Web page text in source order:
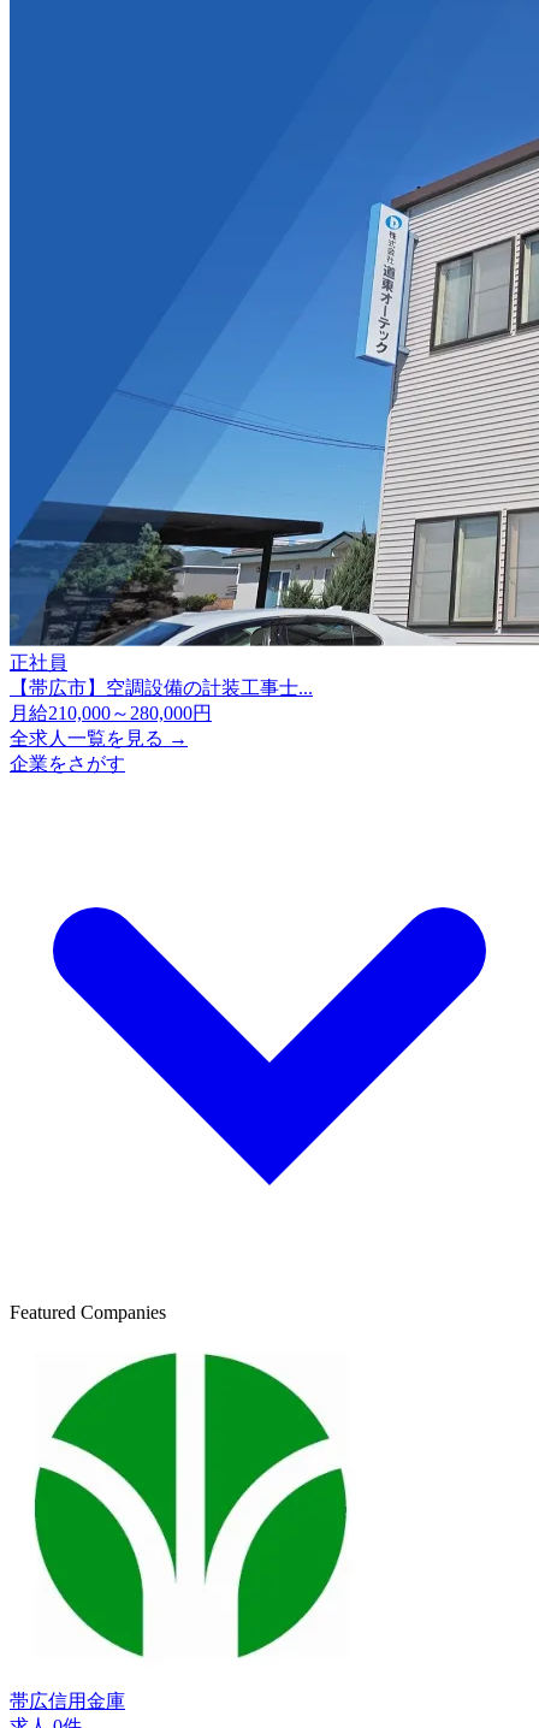
正社員
【帯広市】空調設備の計装工事士...
月給210,000～280,000円
全求人一覧を見る →
企業をさがす
Featured Companies
帯広信用金庫